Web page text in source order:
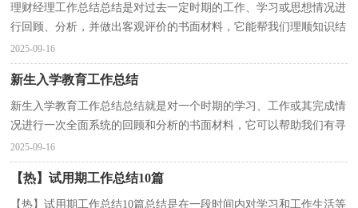
理财经理工作总结总结是对过去一定时期的工作、学习或思想情况进
行回顾、分析，并做出客观评价的书面材料，它能帮我们理顺知识结
构，突出重点，突破难点，因此我们需要回头归纳，写一份...
2025-09-16
新生入学教育工作总结
新生入学教育工作总结总结就是对一个时期的学习、工作或其完成情
况进行一次全面系统的回顾和分析的书面材料，它可以帮助我们有寻
找学习和工作中的规律，因此十分有必须要写一份...
2025-09-16
【热】试用期工作总结10篇
【热】试用期工作总结10篇总结是在一段时间内对学习和工作生活等